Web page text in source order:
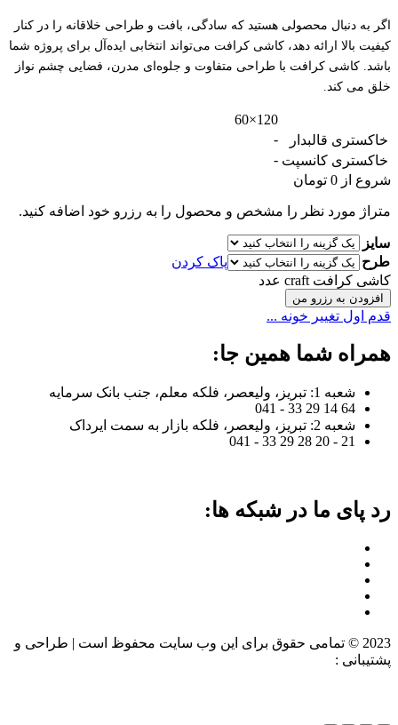
اگر به دنبال محصولی هستید که سادگی، بافت و طراحی خلاقانه را در کنار
کیفیت بالا ارائه دهد، کاشی کرافت می‌تواند انتخابی ایده‌آل برای پروژه شما
باشد. کاشی کرافت با طراحی متفاوت و جلوه‌ای مدرن، فضایی چشم نواز
خلق می کند.
120×60
خاکستری قالبدار
-
خاکستری کانسپت -
شروع از 0 تومان
متراژ مورد نظر را مشخص و محصول را به رزرو خود اضافه کنید.
سایز
طرح
پاک کردن
کاشی کرافت craft عدد
افزودن به رزرو من
قدم اول تغییر خونه ...
همراه شما همین جا:
شعبه 1: تبریز، ولیعصر، فلکه معلم، جنب بانک سرمایه
64 14 29 33 - 041
شعبه 2: تبریز، ولیعصر، فلکه بازار به سمت ایرداک
21 - 20 28 29 33 - 041
رد پای ما در شبکه ها:
2023 © تمامی حقوق برای این وب سایت محفوظ است | طراحی و
پشتیبانی :